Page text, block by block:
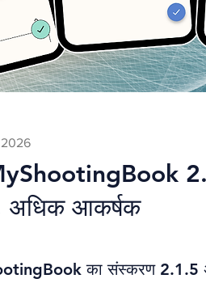
2026
अधिक आकर्षक
का संस्करण 2.1.5